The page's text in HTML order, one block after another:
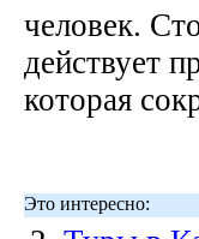
человек.
действует
которая
Это интересно: